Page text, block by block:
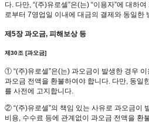
다. 다만, “(주)유로셀”은(는) “이용자”에 대하
로부터 7영업일 이내에 대금의 결제와 동일한
제5장 과오금, 피해보상 등
제30조 [과오금]
① “(주)유로셀”은(는) 과오금이 발생한 경우
과오금 전액을 환불하여야 합니다. 다만, 동일
를 사전에 고지합니다.
② “(주)유로셀”의 책임 있는 사유로 과오금이
비용, 수수료 등에 관계없이 과오금 전액을 환